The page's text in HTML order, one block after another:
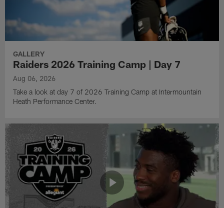
GALLERY
Raiders 2026 Training Camp | Day 7
Aug 06, 2026
Take a look at day 7 of 2026 Training Camp at Intermountain
Heath Performance Center.